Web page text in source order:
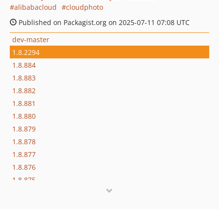
alibabacloud
cloudphoto
Published on Packagist.org on 2025-07-11 07:08 UTC
dev-master
1.8.2294
1.8.884
1.8.883
1.8.882
1.8.881
1.8.880
1.8.879
1.8.878
1.8.877
1.8.876
1.8.875